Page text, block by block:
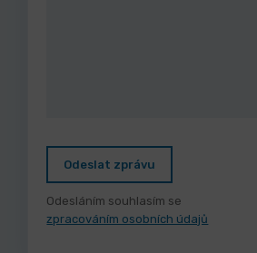
Odeslat zprávu
Odesláním souhlasím se
zpracováním osobních údajů